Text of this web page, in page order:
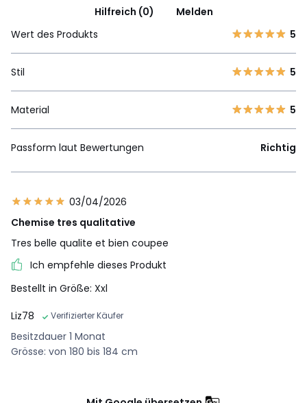
Hilfreich (0)
Melden
Wert des Produkts
5
Stil 5
Material 5
Passform laut Bewertungen Richtig
03/04/2026
Chemise tres qualitative
Tres belle qualite et bien coupee
Ich empfehle dieses Produkt
Bestellt in Größe: Xxl
Liz78
Verifizierter Käufer
Besitzdauer 1 Monat
Grösse: von 180 bis 184 cm